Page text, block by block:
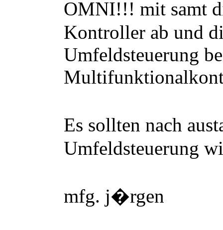
OMNI!!! mit samt
Kontroller ab und
Umfeldsteuerung
Es sollten nach
Umfeldsteuerung
mfg. j�rgen